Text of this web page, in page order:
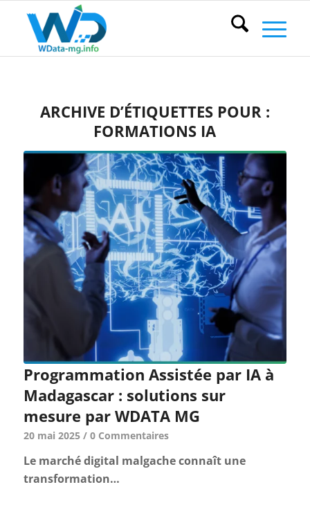
ARCHIVE D’ÉTIQUETTES POUR :
FORMATIONS IA
Programmation Assistée par IA à
Madagascar : solutions sur
mesure par WDATA MG
20 mai 2025 / 0 Commentaires
Le marché digital malgache connaît une
transformation…